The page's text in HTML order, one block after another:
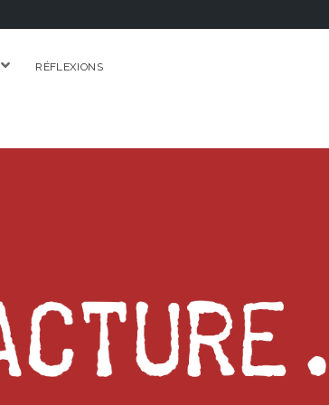
ouvrirRÉFLEXIONS